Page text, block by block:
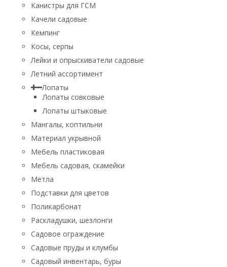
Канистры для ГСМ
Качели садовые
Кемпинг
Косы, серпы
Лейки и опрыскиватели садовые
Летний ассортимент
Лопаты
Лопаты совковые
Лопаты штыковые
Мангалы, коптильни
Материал укрывной
Мебель пластиковая
Мебель садовая, скамейки
Метла
Подставки для цветов
Поликарбонат
Раскладушки, шезлонги
Садовое ограждение
Садовые пруды и клумбы
Садовый инвентарь, буры